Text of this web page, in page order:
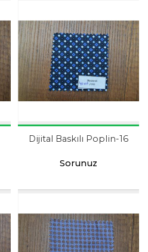
Dijital Baskılı Poplin-16
Sorunuz